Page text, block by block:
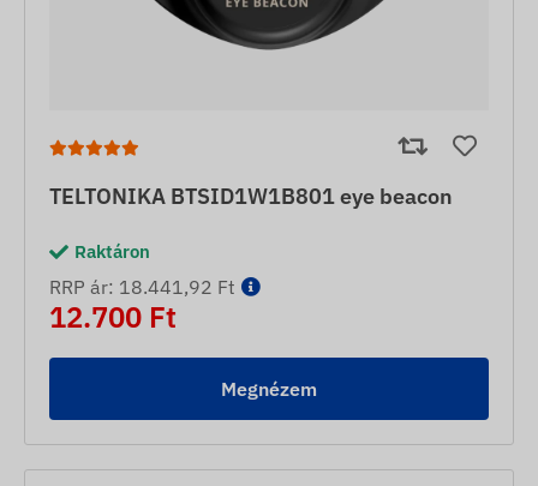
TELTONIKA BTSID1W1B801 eye beacon
Raktáron
RRP ár: 18.441,92 Ft
12.700 Ft
Megnézem